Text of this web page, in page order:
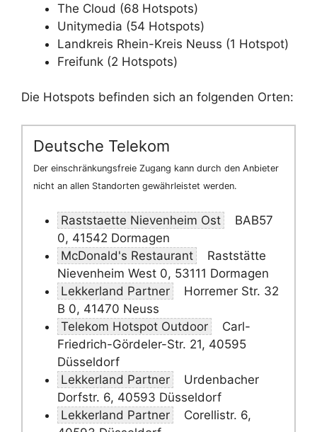
The Cloud (68 Hotspots)
Unitymedia (54 Hotspots)
Landkreis Rhein-Kreis Neuss (1 Hotspot)
Freifunk (2 Hotspots)
Die Hotspots befinden sich an folgenden Orten:
Deutsche Telekom
Der einschränkungsfreie Zugang kann durch den Anbieter
nicht an allen Standorten gewährleistet werden.
Raststaette Nievenheim Ost
BAB57
0, 41542 Dormagen
McDonald's Restaurant
Raststätte
Nievenheim West 0, 53111 Dormagen
Lekkerland Partner
Horremer Str. 32
B 0, 41470 Neuss
Telekom Hotspot Outdoor
Carl-
Friedrich-Gördeler-Str. 21, 40595
Düsseldorf
Lekkerland Partner
Urdenbacher
Dorfstr. 6, 40593 Düsseldorf
Lekkerland Partner
Corellistr. 6,